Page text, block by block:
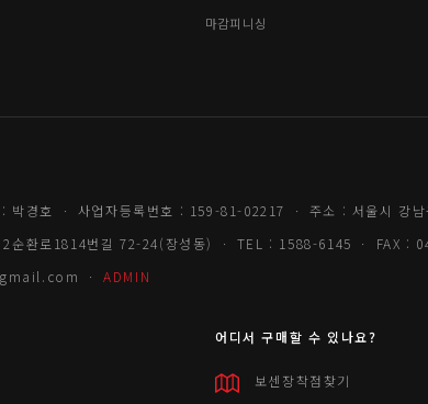
마감피니싱
박경호 ㆍ 사업자등록번호 : 159-81-02217 ㆍ 주소 : 서울시 강
2순환로1814번길 72-24(장성동) ㆍ TEL : 1588-6145 ㆍ FAX :
ㆍADMIN
어디서 구매할 수 있나요?
보센장착점찾기